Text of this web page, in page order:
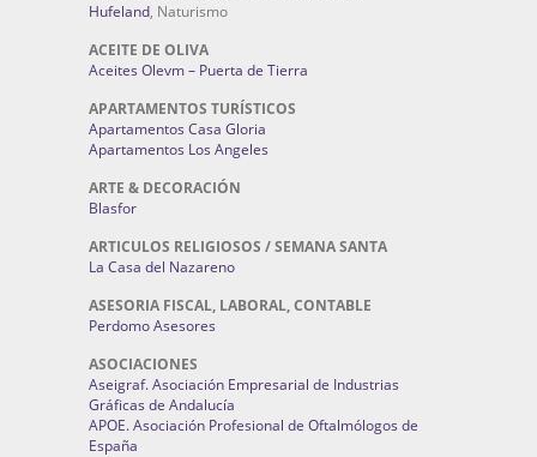
Hufeland, Naturismo
ACEITE DE OLIVA
Aceites Olevm – Puerta de Tierra
APARTAMENTOS TURÍSTICOS
Apartamentos Casa Gloria
Apartamentos Los Angeles
ARTE & DECORACIÓN
Blasfor
ARTICULOS RELIGIOSOS / SEMANA SANTA
La Casa del Nazareno
ASESORIA FISCAL, LABORAL, CONTABLE
Perdomo Asesores
ASOCIACIONES
Aseigraf. Asociación Empresarial de Industrias
Gráficas de Andalucía
APOE. Asociación Profesional de Oftalmólogos de
España